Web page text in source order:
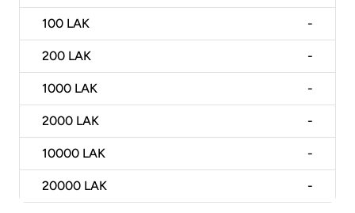
100 LAK -
200 LAK -
1000 LAK -
2000 LAK -
10000 LAK -
20000 LAK -